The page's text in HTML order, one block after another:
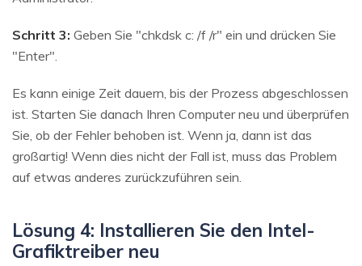
Schritt 3: Geben Sie "chkdsk c: /f /r" ein und drücken Sie
"Enter".
Es kann einige Zeit dauern, bis der Prozess abgeschlossen
ist. Starten Sie danach Ihren Computer neu und überprüfen
Sie, ob der Fehler behoben ist. Wenn ja, dann ist das
großartig! Wenn dies nicht der Fall ist, muss das Problem
auf etwas anderes zurückzuführen sein.
Lösung 4: Installieren Sie den Intel-
Grafiktreiber neu